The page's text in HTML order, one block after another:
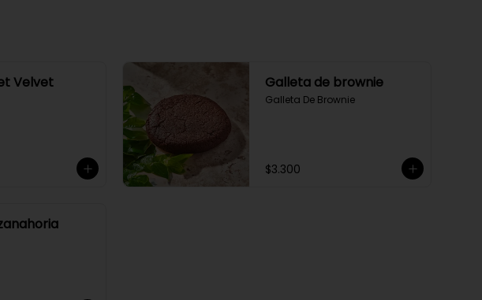
Velvet Galleta de brownie
Galleta De Brownie
$3.300